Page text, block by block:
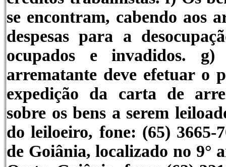
se encontram, cabendo aos
despesas para a
ocupados e invadidos.
arrematante deve efetuar o
expedição da carta de
sobre os bens a serem
do leiloeiro, fone: (65)
de Goiânia, localizado no 9°